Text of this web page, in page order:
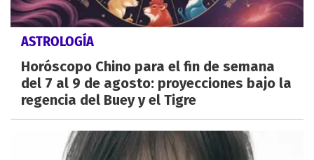
ASTROLOGÍA
Horóscopo Chino para el fin de semana
del 7 al 9 de agosto: proyecciones bajo la
regencia del Buey y el Tigre